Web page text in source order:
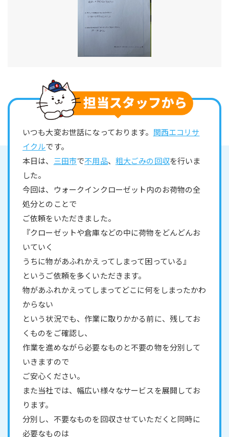
いつも大変お世話になっております。 関西エコリサ
イクルです。
本日は、 三田市で不用品、 粗大ごみの回収を行いま
した。
今回は、ウォークインクローゼット内のお荷物の全
処分とのことで
ご依頼をいただきました。
『クローゼットや倉庫などの中に荷物をどんどんお
いていく
うちに物があふれかえってしまって困っている』
というご依頼を多くいただきます。
物があふれかえってしまってどこに何をしまったかわ
からない
という状況でも、作業に取りかかる前に、残してお
くものをご確認し、
作業を進めながら必要なものと不要の物を分別して
いきますので
ご安心ください。
また当社では、幅広い様々なサービスを展開してお
ります。
分別し、不要なものを回収させていただくと同時に
必要なものは